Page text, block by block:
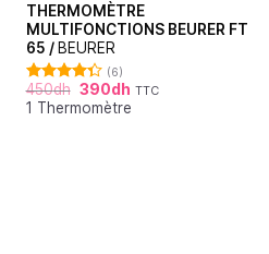
THERMOMÈTRE
MULTIFONCTIONS BEURER FT
65 / BEURER
Note4.33
sur 5
(6)
450dh 390dh TTC
1 Thermomètre